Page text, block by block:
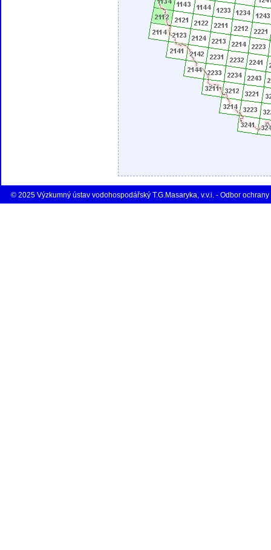
© 2025 Výzkumný ústav vodohospodářský T.G.Masaryka, v.v.i. - Odbor